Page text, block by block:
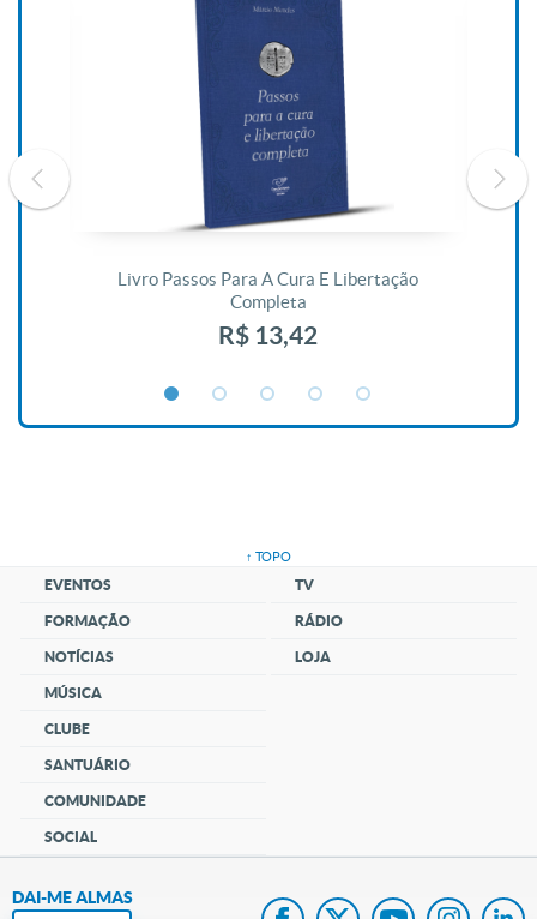
Livro Passos Para A Cura E Libertação
Completa
R$ 13,42
↑ TOPO
EVENTOS
FORMAÇÃO
NOTÍCIAS
MÚSICA
CLUBE
SANTUÁRIO
COMUNIDADE
SOCIAL
TV
RÁDIO
LOJA
DAI-ME ALMAS